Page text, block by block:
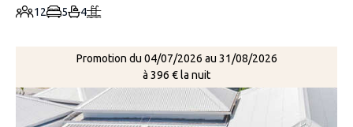
12 5 4
Promotion du 04/07/2026 au 31/08/2026
à 396 € la nuit